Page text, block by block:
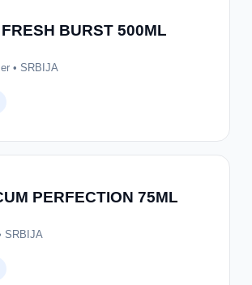
BURST 500ML
• SRBIJA
PERFECTION 75ML
SRBIJA